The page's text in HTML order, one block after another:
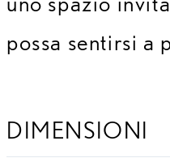
possa sentirsi a
DIMENSIONI